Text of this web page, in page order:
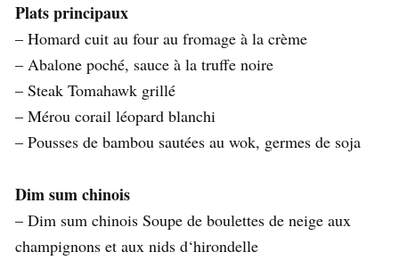
Plats principaux
– Homard cuit au four au fromage à la crème
– Abalone poché, sauce à la truffe noire
– Steak Tomahawk grillé
– Mérou corail léopard blanchi
– Pousses de bambou sautées au wok, germes de soja
Dim sum chinois
– Dim sum chinois Soupe de boulettes de neige aux
champignons et aux nids d‘hirondelle